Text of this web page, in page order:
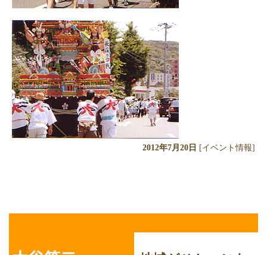
2012年7月20日 [イベント情報]